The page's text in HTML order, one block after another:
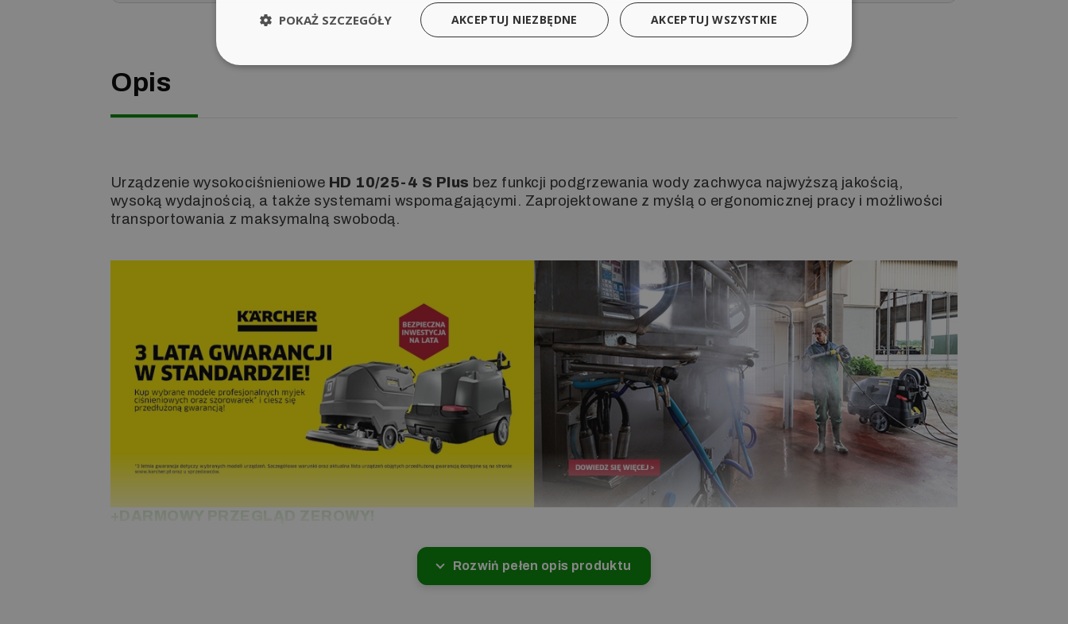
Opis
Urządzenie wysokociśnieniowe HD 10/25-4 S Plus bez funkcji podgrzewania wody zachwyca najwyższą jakością,
wysoką wydajnością, a także systemami wspomagającymi. Zaprojektowane z myślą o ergonomicznej pracy i możliwości
transportowania z maksymalną swobodą.
+DARMOWY PRZEGLĄD ZEROWY!
Rozwiń pełen opis produktu
AKCEPTUJ WSZYSTKIE
AKCEPTUJ NIEZBĘDNE
POKAŻ SZCZEGÓŁY